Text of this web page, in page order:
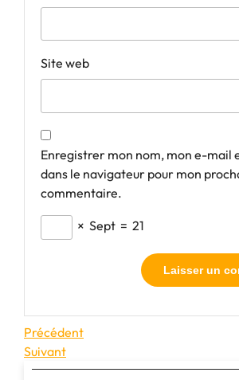
Site web
Enregistrer mon nom, mon e-mail
dans le navigateur pour mon
commentaire.
× Sept = 21
Navigation
de
Article
précédent
Précédent
Article
suivant
Suivant